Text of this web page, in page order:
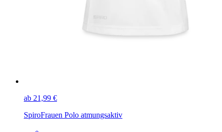
ab 21,99 €
SpiroFrauen Polo atmungsaktiv